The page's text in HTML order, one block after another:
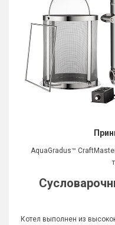
AquaGradus™
Котел выполнен из